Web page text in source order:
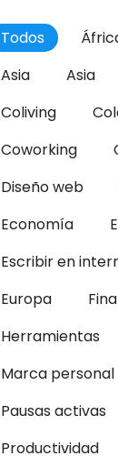
Todos
Asia
Asia
Coliving
Coworking
Diseño web
Economía
Escribir en
Europa
Herramientas
Marca personal
Pausas activas
Productividad